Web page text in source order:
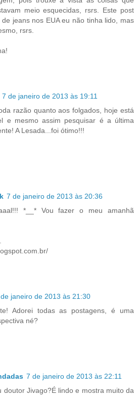
meio esquecidas, rsrs. Este post
jeans nos EUA eu não tinha lido, mas
rsrs.
7 de janeiro de 2013 às 19:11
razão quanto aos folgados, hoje está
e mesmo assim pesquisar é a última
A Lesada...foi ótimo!!!
7 de janeiro de 2013 às 20:36
*__* Vou fazer o meu amanhã
janeiro de 2013 às 21:30
Adorei todas as postagens, é uma
né?
7 de janeiro de 2013 às 22:11
doutor Jivago?É lindo e mostra muito da